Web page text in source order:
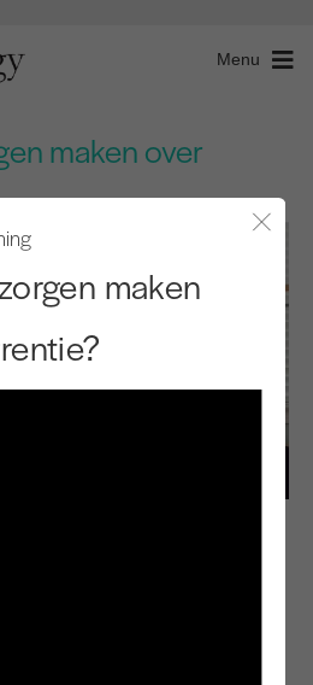
Menu
maken over
maken